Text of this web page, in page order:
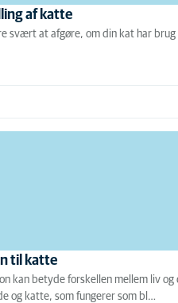
af katte
svært at afgøre, om din kat har
til katte
kan betyde forskellen mellem liv
og katte, som fungerer som bl…